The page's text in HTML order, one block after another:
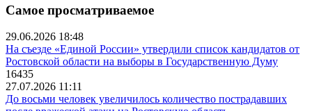
Самое просматриваемое
29.06.2026 18:48
На съезде «Единой России» утвердили список кандидатов от
Ростовской области на выборы в Государственную Думу
16435
27.07.2026 11:11
До восьми человек увеличилось количество пострадавших